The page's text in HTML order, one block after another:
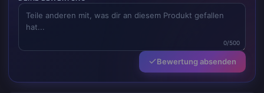
0/500
Bewertung absenden